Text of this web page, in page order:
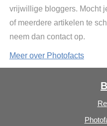
vrijwillige bloggers. Mocht
of meerdere artikelen te
neem dan contact op.
Meer over Photofacts